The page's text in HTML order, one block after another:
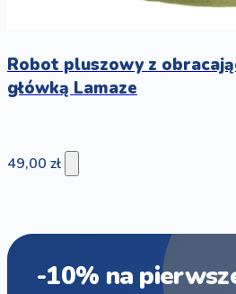
Robot pluszowy z
główką Lamaze
49,00 zł
-10% na